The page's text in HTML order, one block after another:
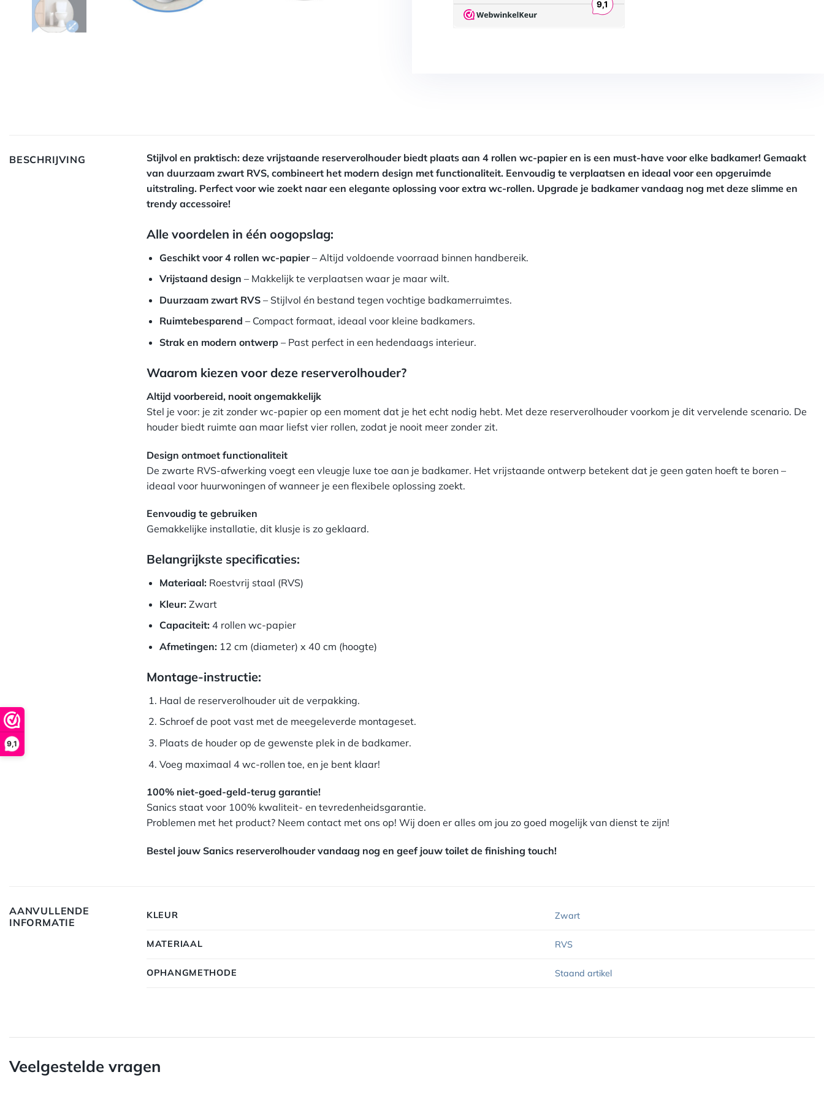
9,1
BESCHRIJVING
Stijlvol en praktisch: deze vrijstaande reserverolhouder biedt plaats aan 4 rollen wc-papier en is een must-have voor elke badkamer! Gemaakt
van duurzaam zwart RVS, combineert het modern design met functionaliteit. Eenvoudig te verplaatsen en ideaal voor een opgeruimde
uitstraling. Perfect voor wie zoekt naar een elegante oplossing voor extra wc-rollen. Upgrade je badkamer vandaag nog met deze slimme en
trendy accessoire!
Alle voordelen in één oogopslag:
Geschikt voor 4 rollen wc-papier– Altijd voldoende voorraad binnen handbereik.
Vrijstaand design – Makkelijk te verplaatsen waar je maar wilt.
Duurzaam zwart RVS– Stijlvol én bestand tegen vochtige badkamerruimtes.
Ruimtebesparend – Compact formaat, ideaal voor kleine badkamers.
Strak en modern ontwerp– Past perfect in een hedendaags interieur.
Waarom kiezen voor deze reserverolhouder?
Altijd voorbereid, nooit ongemakkelijk
Stel je voor: je zit zonder wc-papier op een moment dat je het echt nodig hebt. Met deze reserverolhouder voorkom je dit vervelende scenario. De
houder biedt ruimte aan maar liefst vier rollen, zodat je nooit meer zonder zit.
Design ontmoet functionaliteit
De zwarte RVS-afwerking voegt een vleugje luxe toe aan je badkamer. Het vrijstaande ontwerp betekent dat je geen gaten hoeft te boren –
ideaal voor huurwoningen of wanneer je een flexibele oplossing zoekt.
Eenvoudig te gebruiken
Gemakkelijke installatie, dit klusje is zo geklaard.
Belangrijkste specificaties:
Materiaal:Roestvrij staal (RVS)
Kleur:Zwart
Capaciteit:4 rollen wc-papier
Afmetingen:12 cm (diameter) x 40 cm (hoogte)
Montage-instructie:
Haal de reserverolhouder uit de verpakking.
Schroef de poot vast met de meegeleverde montageset.
Plaats de houder op de gewenste plek in de badkamer.
Voeg maximaal 4 wc-rollen toe, en je bent klaar!
100% niet-goed-geld-terug garantie!
Sanics staat voor 100% kwaliteit- en tevredenheidsgarantie.
Problemen met het product? Neem contact met ons op! Wij doen er alles om jou zo goed mogelijk van dienst te zijn!
Bestel jouw Sanics reserverolhouder vandaag nog en geef jouw toilet de finishing touch!
AANVULLENDE
INFORMATIE
KLEUR Zwart
MATERIAAL RVS
OPHANGMETHODE Staand artikel
Veelgestelde vragen